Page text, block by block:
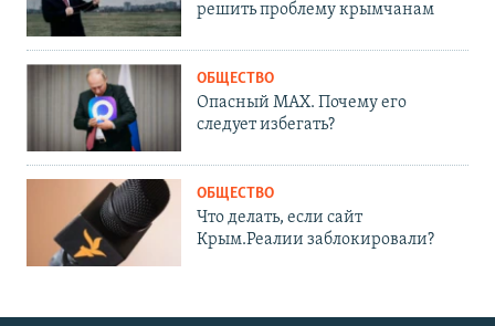
решить проблему крымчанам
ОБЩЕСТВО
Опасный MAX. Почему его
следует избегать?
ОБЩЕСТВО
Что делать, если сайт
Крым.Реалии заблокировали?